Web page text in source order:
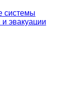
системы
эвакуации